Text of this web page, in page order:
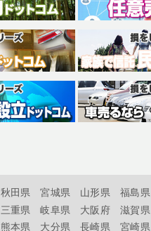
秋田県 宮城県 山形県 福島県
三重県 岐阜県 大阪府 滋賀県
熊本県 大分県 長崎県 宮崎県